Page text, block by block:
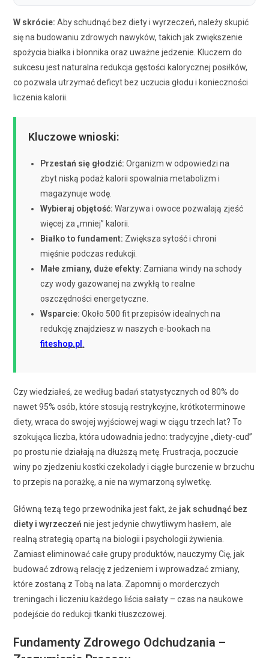
W skrócie: Aby schudnąć bez diety i wyrzeczeń, należy skupić
się na budowaniu zdrowych nawyków, takich jak zwiększenie
spożycia białka i błonnika oraz uważne jedzenie. Kluczem do
sukcesu jest naturalna redukcja gęstości kalorycznej posiłków,
co pozwala utrzymać deficyt bez uczucia głodu i konieczności
liczenia kalorii.
Kluczowe wnioski:
Przestań się głodzić: Organizm w odpowiedzi na
zbyt niską podaż kalorii spowalnia metabolizm i
magazynuje wodę.
Wybieraj objętość: Warzywa i owoce pozwalają zjeść
więcej za „mniej” kalorii.
Białko to fundament: Zwiększa sytość i chroni
mięśnie podczas redukcji.
Małe zmiany, duże efekty: Zamiana windy na schody
czy wody gazowanej na zwykłą to realne
oszczędności energetyczne.
Wsparcie: Około 500 fit przepisów idealnych na
redukcję znajdziesz w naszych e-bookach na
fiteshop.pl.
Czy wiedziałeś, że według badań statystycznych od 80% do
nawet 95% osób, które stosują restrykcyjne, krótkoterminowe
diety, wraca do swojej wyjściowej wagi w ciągu trzech lat? To
szokująca liczba, która udowadnia jedno: tradycyjne „diety-cud”
po prostu nie działają na dłuższą metę. Frustracja, poczucie
winy po zjedzeniu kostki czekolady i ciągłe burczenie w brzuchu
to przepis na porażkę, a nie na wymarzoną sylwetkę.
Główną tezą tego przewodnika jest fakt, że jak schudnąć bez
diety i wyrzeczeń nie jest jedynie chwytliwym hasłem, ale
realną strategią opartą na biologii i psychologii żywienia.
Zamiast eliminować całe grupy produktów, nauczymy Cię, jak
budować zdrową relację z jedzeniem i wprowadzać zmiany,
które zostaną z Tobą na lata. Zapomnij o morderczych
treningach i liczeniu każdego liścia sałaty – czas na naukowe
podejście do redukcji tkanki tłuszczowej.
Fundamenty Zdrowego Odchudzania –